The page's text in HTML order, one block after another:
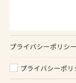
プライバシーポリシー
プライバシーポリ